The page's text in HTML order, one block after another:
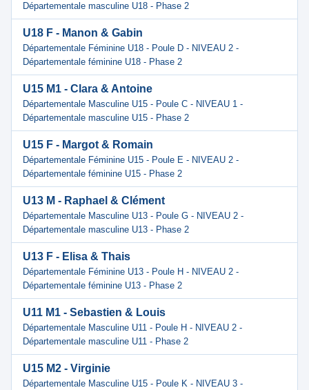
Départementale masculine U18 - Phase 2
U18 F - Manon & Gabin
Départementale Féminine U18 - Poule D - NIVEAU 2 -
Départementale féminine U18 - Phase 2
U15 M1 - Clara & Antoine
Départementale Masculine U15 - Poule C - NIVEAU 1 -
Départementale masculine U15 - Phase 2
U15 F - Margot & Romain
Départementale Féminine U15 - Poule E - NIVEAU 2 -
Départementale féminine U15 - Phase 2
U13 M - Raphael & Clément
Départementale Masculine U13 - Poule G - NIVEAU 2 -
Départementale masculine U13 - Phase 2
U13 F - Elisa & Thais
Départementale Féminine U13 - Poule H - NIVEAU 2 -
Départementale féminine U13 - Phase 2
U11 M1 - Sebastien & Louis
Départementale Masculine U11 - Poule H - NIVEAU 2 -
Départementale masculine U11 - Phase 2
U15 M2 - Virginie
Départementale Masculine U15 - Poule K - NIVEAU 3 -